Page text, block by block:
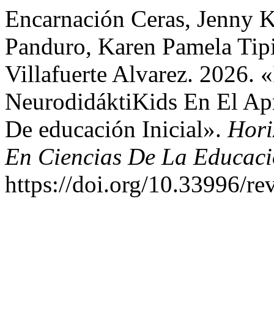
Encarnación Ceras, Jenny
Panduro, Karen Pamela
Villafuerte Alvarez. 2026.
NeurodidáktiKids En El
De educación Inicial».
En Ciencias De La
https://doi.org/10.33996/